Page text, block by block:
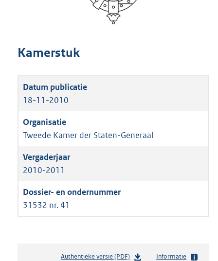
Kamerstuk
18-11-2010
Tweede Kamer der Staten-Generaal
2010-2011
31532 nr. 41
Authentieke versie (PDF)b
Informatie